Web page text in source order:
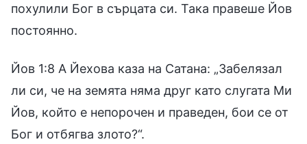
похулили Бог в сърцата си. Така правеше Йов
постоянно.
Йов 1:8 А Йехова каза на Сатана: „Забелязал
ли си, че на земята няма друг като слугата Ми
Йов, който е непорочен и праведен, бои се от
Бог и отбягва злото?“.